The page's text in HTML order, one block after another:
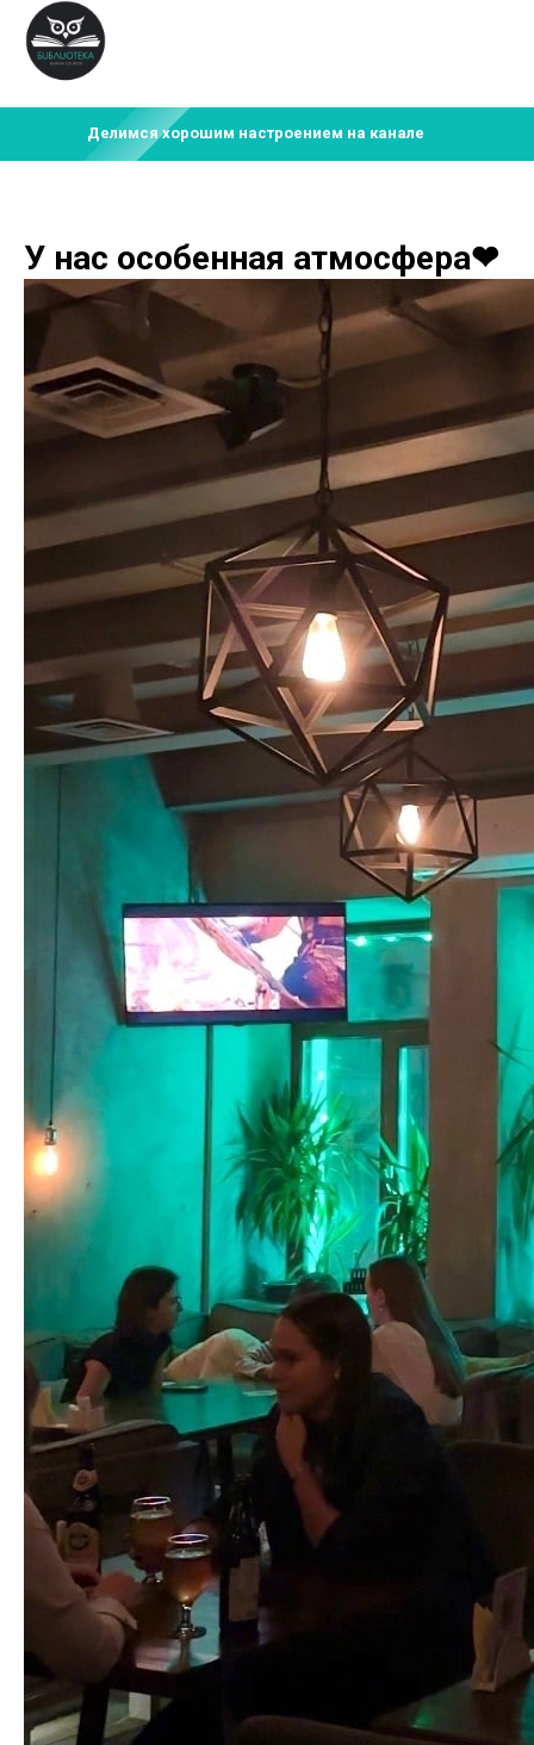
Делимся хорошим настроением на канале
У нас особенная атмосфера❤